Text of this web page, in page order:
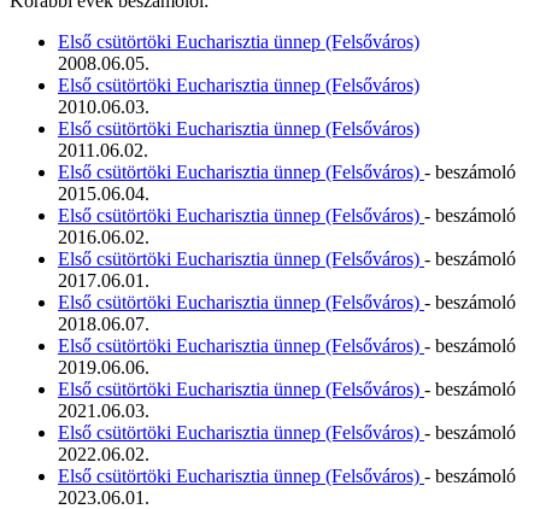
Első csütörtöki Eucharisztia ünnep (Felsőváros)
2008.06.05.
Első csütörtöki Eucharisztia ünnep (Felsőváros)
2010.06.03.
Első csütörtöki Eucharisztia ünnep (Felsőváros)
2011.06.02.
Első csütörtöki Eucharisztia ünnep (Felsőváros) - beszámoló
2015.06.04.
Első csütörtöki Eucharisztia ünnep (Felsőváros) - beszámoló
2016.06.02.
Első csütörtöki Eucharisztia ünnep (Felsőváros) - beszámoló
2017.06.01.
Első csütörtöki Eucharisztia ünnep (Felsőváros) - beszámoló
2018.06.07.
Első csütörtöki Eucharisztia ünnep (Felsőváros) - beszámoló
2019.06.06.
Első csütörtöki Eucharisztia ünnep (Felsőváros) - beszámoló
2021.06.03.
Első csütörtöki Eucharisztia ünnep (Felsőváros) - beszámoló
2022.06.02.
Első csütörtöki Eucharisztia ünnep (Felsőváros) - beszámoló
2023.06.01.